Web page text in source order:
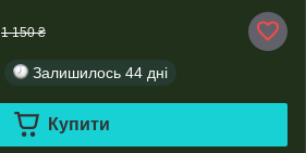
1 150 ₴
Залишилось 44 дні
Купити